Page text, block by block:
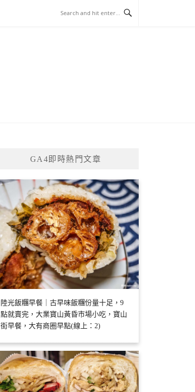
GA4即時熱門文章
陸光飯糰早餐｜古早味飯糰份量十足，9
點就賣完，大業寶山黃昏市場小吃，寶山
街早餐，大有商圈早點(線上：2)